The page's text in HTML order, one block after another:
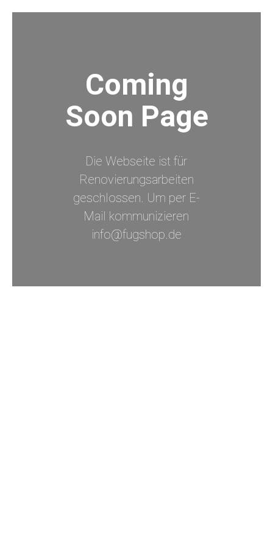
Coming
Soon Page
Die Webseite ist für
Renovierungsarbeiten
geschlossen. Um per E-
Mail kommunizieren
info@fugshop.de